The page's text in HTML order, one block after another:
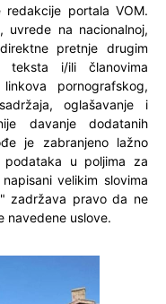
portala VOM.
uvrede na nacionalnoj,
pretnje drugim
teksta i/ili članovima
pornografskog,
oglašavanje i
davanje dodatanih
je zabranjeno lažno
podataka u poljima za
velikim slovima
zadržava pravo da ne
navedene uslove.